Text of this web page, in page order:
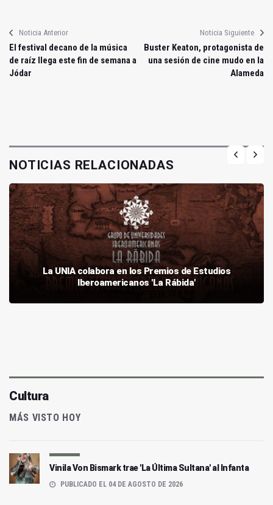
Noticia Anterior
El festival decano de la música
de raíz llega este fin de semana a
Jódar
Noticia Siguiente
Buster Keaton, protagonista de
una sesión de cine mudo en la
Alameda
NOTICIAS RELACIONADAS
La UNIA colabora en los Premios de Estudios
Iberoamericanos 'La Rábida'
Cultura
MÁS VISTO HOY
Vinila Von Bismark trae 'La Última Sultana' al Infanta
PUBLICADO EL 04 DE AGOSTO DE 2026